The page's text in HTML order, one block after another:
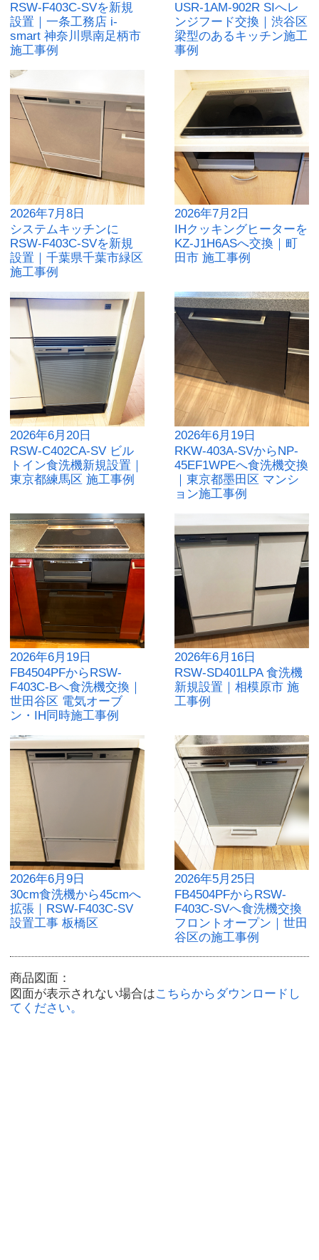
RSW-F403C-SVを新規
設置｜一条工務店 i-
smart 神奈川県南足柄市
施工事例
USR-1AM-902R SIへレ
ンジフード交換｜渋谷区
梁型のあるキッチン施工
事例
2026年7月8日
システムキッチンに
RSW-F403C-SVを新規
設置｜千葉県千葉市緑区
施工事例
2026年7月2日
IHクッキングヒーターを
KZ-J1H6ASへ交換｜町
田市 施工事例
2026年6月20日
RSW-C402CA-SV ビル
トイン食洗機新規設置｜
東京都練馬区 施工事例
2026年6月19日
RKW-403A-SVからNP-
45EF1WPEへ食洗機交換
｜東京都墨田区 マンシ
ョン施工事例
2026年6月19日
FB4504PFからRSW-
F403C-Bへ食洗機交換｜
世田谷区 電気オーブ
ン・IH同時施工事例
2026年6月16日
RSW-SD401LPA 食洗機
新規設置｜相模原市 施
工事例
2026年6月9日
30cm食洗機から45cmへ
拡張｜RSW-F403C-SV
設置工事 板橋区
2026年5月25日
FB4504PFからRSW-
F403C-SVへ食洗機交換
フロントオープン｜世田
谷区の施工事例
商品図面：
図面が表示されない場合はこちらからダウンロードし
てください。